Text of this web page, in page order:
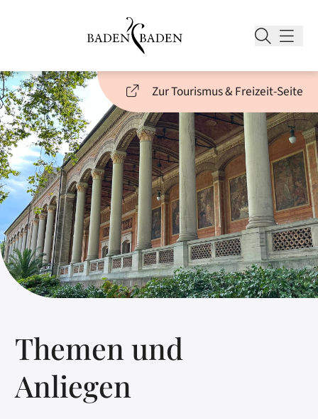
Zur Tourismus & Freizeit-Seite
Themen und
Anliegen